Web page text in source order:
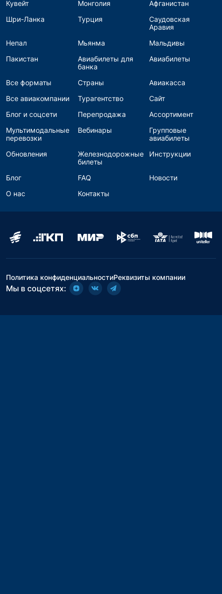
Кувейт Монголия
Афганистан
Шри-Ланка
Турция
Саудовская
Аравия
Непал
Мьянма
Мальдивы
Пакистан
Авиабилеты для
банка
Авиабилеты
Все форматы Страны
Авиакасса
Все авиакомпании
Турагентство
Сайт
Блог и соцсети
Перепродажа
Ассортимент
Мультимодальные
перевозки
Вебинары
Групповые
авиабилеты
Обновления
Железнодорожные
билеты
Инструкции
Блог FAQ
Новости
О нас
Контакты
Политика конфиденциальностиРеквизиты компании
Мы в соцсетях: